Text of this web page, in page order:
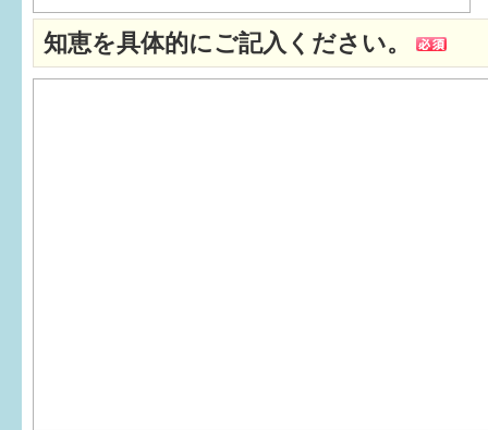
知恵を具体的にご記入ください。
子育てカレンダー
妊娠